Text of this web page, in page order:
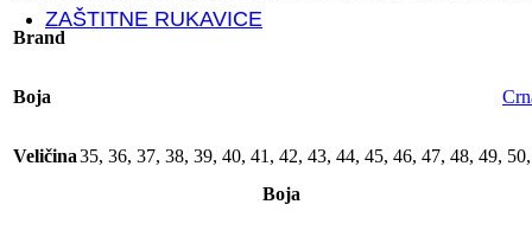
ZAŠTITNE RUKAVICE
KOŽNE RUKAVICE
Brand
Boja
Veličina35, 36, 37, 38, 39, 40, 41 , 42, 43, 44, 45, 46, 47, 48, 49, 50,
Boja